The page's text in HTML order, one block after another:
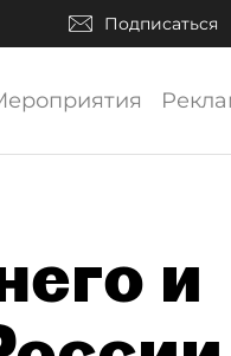
Подписаться
и